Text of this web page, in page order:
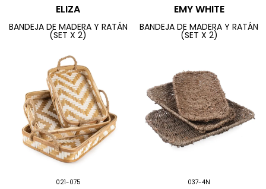
ELIZA
BANDEJA DE MADERA Y RATÁN
(SET X 2)
EMY WHITE
BANDEJA DE MADERA Y RATÁN
(SET X 2)
021-075 037-4N